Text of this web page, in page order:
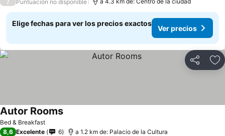
Puntuación no disponible
Elige fechas para ver los precios exactos
Ver precios
Compartir
Bed & Breakfast
Autor RoomsVer precios
8,6 Excelente 6 a 1.2 km de: Palacio de la Cultura